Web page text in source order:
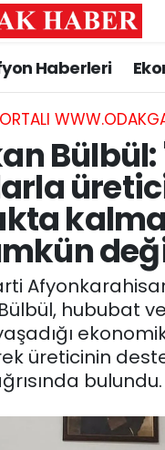
Haberleri
Bülbül:
hububat
üreticinin
bulundu.
HABERLERİ
Durumu ve
Haberleri